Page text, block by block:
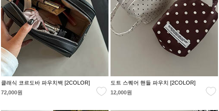
클래식 코르도바 파우치백 [2COLOR]
72,000원
도트 스퀘어 핸들 파우치 [2COLOR]
12,000원